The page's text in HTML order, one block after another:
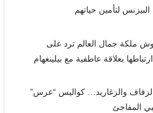
لتأمين حياتهم
ملكة جمال العالم ترد على
بعلاقة عاطفية مع بيلينغهام
والزغاريد… كواليس “عرس”
المفاجئ